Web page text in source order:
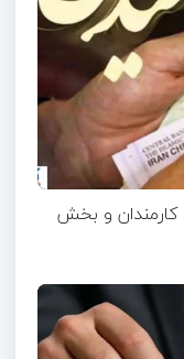
۱۴۰۵ کارگران ، کارمندان و بخش